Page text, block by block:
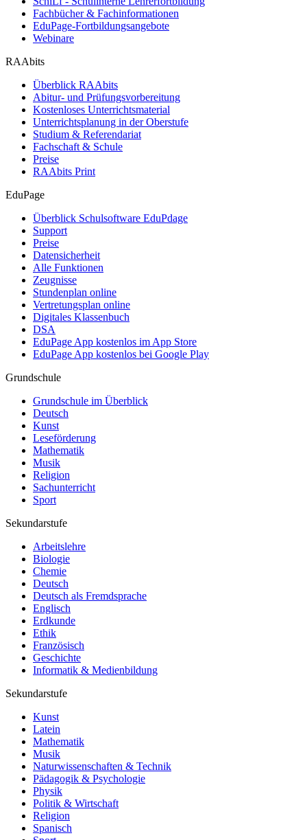
Fachbücher & Fachinformationen
EduPage-Fortbildungsangebote
Webinare
RAAbits
Überblick RAAbits
Abitur- und Prüfungsvorbereitung
Kostenloses Unterrichtsmaterial
Unterrichtsplanung in der Oberstufe
Studium & Referendariat
Fachschaft & Schule
Preise
RAAbits Print
EduPage
Überblick Schulsoftware EduPdage
Support
Preise
Datensicherheit
Alle Funktionen
Zeugnisse
Stundenplan online
Vertretungsplan online
Digitales Klassenbuch
DSA
EduPage App kostenlos im App Store
EduPage App kostenlos bei Google Play
Grundschule
Grundschule im Überblick
Deutsch
Kunst
Leseförderung
Mathematik
Musik
Religion
Sachunterricht
Sport
Sekundarstufe
Arbeitslehre
Biologie
Chemie
Deutsch
Deutsch als Fremdsprache
Englisch
Erdkunde
Ethik
Französisch
Geschichte
Informatik & Medienbildung
Sekundarstufe
Kunst
Latein
Mathematik
Musik
Naturwissenschaften & Technik
Pädagogik & Psychologie
Physik
Politik & Wirtschaft
Religion
Spanisch